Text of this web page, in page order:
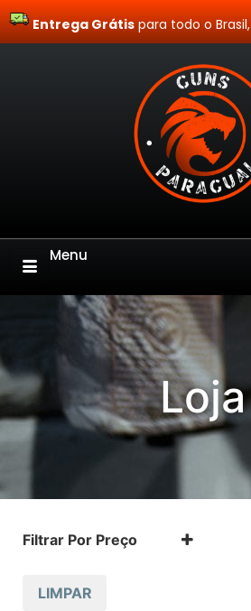
Site Blindado
Entrega Grátispara todo o
Menu
Loja
Filtrar Por Preço
LIMPAR